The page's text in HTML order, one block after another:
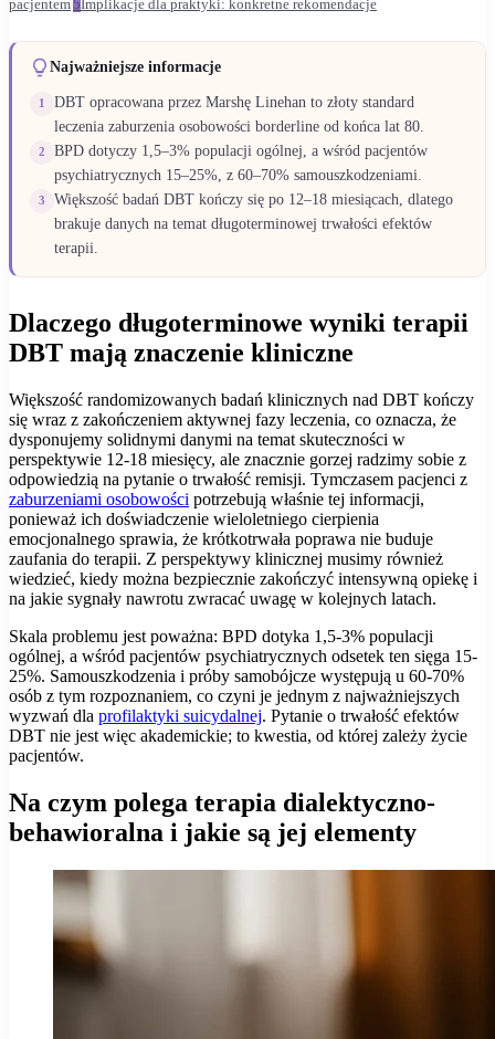
pacjentem5Implikacje dla praktyki: konkretne rekomendacje
Najważniejsze informacje
1
DBT opracowana przez Marshę Linehan to złoty standard
leczenia zaburzenia osobowości borderline od końca lat 80.
2
BPD dotyczy 1,5–3% populacji ogólnej, a wśród pacjentów
psychiatrycznych 15–25%, z 60–70% samouszkodzeniami.
3
Większość badań DBT kończy się po 12–18 miesiącach, dlatego
brakuje danych na temat długoterminowej trwałości efektów
terapii.
Dlaczego długoterminowe wyniki terapii
DBT mają znaczenie kliniczne
Większość randomizowanych badań klinicznych nad DBT kończy
się wraz z zakończeniem aktywnej fazy leczenia, co oznacza, że
dysponujemy solidnymi danymi na temat skuteczności w
perspektywie 12-18 miesięcy, ale znacznie gorzej radzimy sobie z
odpowiedzią na pytanie o trwałość remisji. Tymczasem pacjenci z
zaburzeniami osobowości potrzebują właśnie tej informacji,
ponieważ ich doświadczenie wieloletniego cierpienia
emocjonalnego sprawia, że krótkotrwała poprawa nie buduje
zaufania do terapii. Z perspektywy klinicznej musimy również
wiedzieć, kiedy można bezpiecznie zakończyć intensywną opiekę i
na jakie sygnały nawrotu zwracać uwagę w kolejnych latach.
Skala problemu jest poważna: BPD dotyka 1,5-3% populacji
ogólnej, a wśród pacjentów psychiatrycznych odsetek ten sięga 15-
25%. Samouszkodzenia i próby samobójcze występują u 60-70%
osób z tym rozpoznaniem, co czyni je jednym z najważniejszych
wyzwań dla profilaktyki suicydalnej. Pytanie o trwałość efektów
DBT nie jest więc akademickie; to kwestia, od której zależy życie
pacjentów.
Na czym polega terapia dialektyczno-
behawioralna i jakie są jej elementy